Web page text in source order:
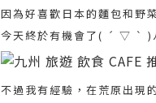
因為好喜歡日本的麵包和野
今天終於有機會了( ´ ▽ ` )
不過我有經驗，在荒原出現